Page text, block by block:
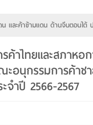
และค้าข้ามแดน ด้านจีนตอนใต้
ค้าไทยและสภาหอ
ะอนุกรรมการค้าช
จำปี 2566-2567